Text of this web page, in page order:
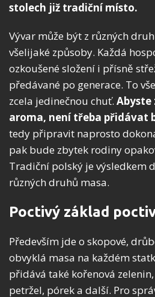
stolech již tradiční místo.
Vývar může být z různých
všelijaké způsoby. Každá
ozkoušené složení i přísně
předávané po generace. To
zcela jedinečnou chuť. Abyste
aroma, není třeba přidávat
tedy připravit naprosto
pak bude zbytek rodiny
Tradiční polský je výsledkem
různých druhů masa.
Poctivý základ
Především jde o skopové,
obvyklá masa na každém
přidává také kořenová
petržel, pórek a další. Pro